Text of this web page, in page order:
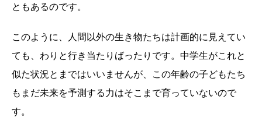
ともあるのです。
このように、人間以外の生き物たちは計画的に見えてい
ても、わりと行き当たりばったりです。中学生がこれと
似た状況とまではいいませんが、この年齢の子どもたち
もまだ未来を予測する力はそこまで育っていないので
す。